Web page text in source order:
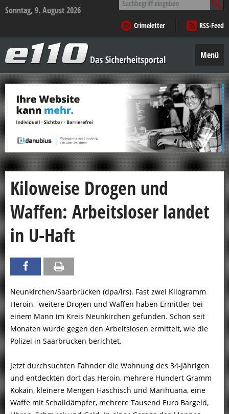
Sonntag, 9. August 2026
nach:
Crimeletter
RSS-Feed
–
Das
Sicherheitsportal
Menü
Zum
Inhalt
springen
Kiloweise Drogen und
Waffen: Arbeitsloser landet
in U-Haft
Neunkirchen/Saarbrücken (dpa/lrs). Fast zwei Kilogramm
Heroin, weitere Drogen und Waffen haben Ermittler bei
einem Mann im Kreis Neunkirchen gefunden. Schon seit
Monaten wurde gegen den Arbeitslosen ermittelt, wie die
Polizei in Saarbrücken berichtet.
Jetzt durchsuchten Fahnder die Wohnung des 34-Jährigen
und entdeckten dort das Heroin, mehrere Hundert Gramm
Kokain, kleinere Mengen Haschisch und Marihuana, eine
Waffe mit Schalldämpfer, mehrere Tausend Euro Bargeld,